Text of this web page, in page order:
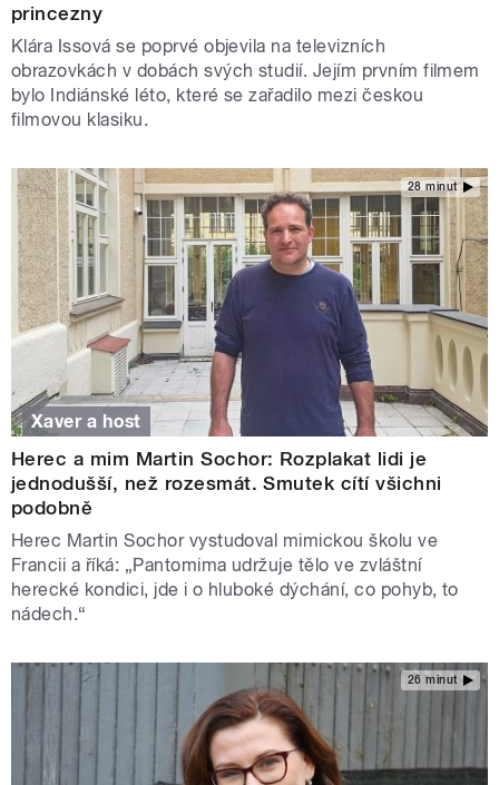
princezny
Klára Issová se poprvé objevila na televizních
obrazovkách v dobách svých studií. Jejím prvním filmem
bylo Indiánské léto, které se zařadilo mezi českou
filmovou klasiku.
28 minut
Xaver a host
Herec a mim Martin Sochor: Rozplakat lidi je
jednodušší, než rozesmát. Smutek cítí všichni
podobně
Herec Martin Sochor vystudoval mimickou školu ve
Francii a říká: „Pantomima udržuje tělo ve zvláštní
herecké kondici, jde i o hluboké dýchání, co pohyb, to
nádech.“
26 minut